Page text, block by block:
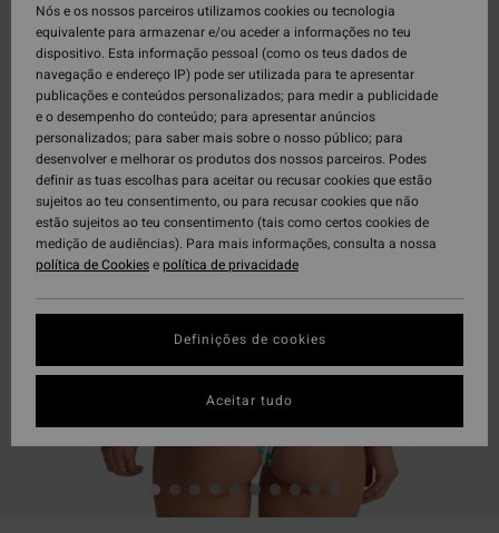
Nós e os nossos parceiros utilizamos cookies ou tecnologia
equivalente para armazenar e/ou aceder a informações no teu
dispositivo. Esta informação pessoal (como os teus dados de
navegação e endereço IP) pode ser utilizada para te apresentar
publicações e conteúdos personalizados; para medir a publicidade
e o desempenho do conteúdo; para apresentar anúncios
personalizados; para saber mais sobre o nosso público; para
desenvolver e melhorar os produtos dos nossos parceiros. Podes
definir as tuas escolhas para aceitar ou recusar cookies que estão
sujeitos ao teu consentimento, ou para recusar cookies que não
estão sujeitos ao teu consentimento (tais como certos cookies de
medição de audiências). Para mais informações, consulta a nossa
política de Cookiesepolítica de privacidade
Definições de cookies
Aceitar tudo